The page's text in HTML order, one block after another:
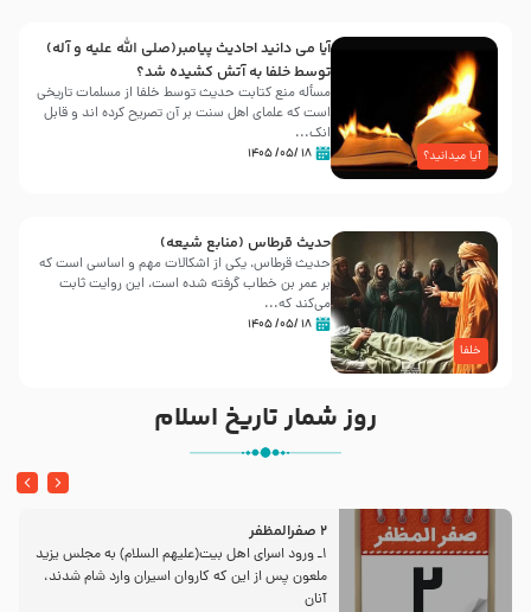
آیا میدانید؟
آیا می دانید احادیث پیامبر(صلی الله علیه و آله)
توسط خلفا به آتش کشیده شد؟
مسأله منع کتابت حدیث توسط خلفا از مسلمات تاریخی
است که علمای اهل سنت بر آن تصریح کرده اند و قابل
انک...
۱۸ /۰۵/ ۱۴۰۵
خلفا
حدیث قرطاس (منابع شیعه)
حدیث قرطاس، یکی از اشکالات مهم و اساسی است که
بر عمر بن خطاب گرفته شده است، این روایت ثابت
می‌کند که...
۱۸ /۰۵/ ۱۴۰۵
روز شمار تاریخ اسلام
2 صفرالمظفر
1ـ ورود اسراى اهل بیت‌(علیهم السلام) به مجلس یزید
ملعون پس از این كه كاروان اسیران وارد شام شدند،
آنان